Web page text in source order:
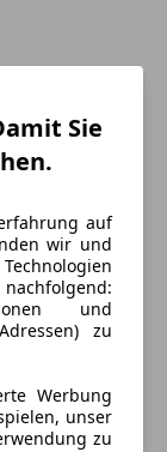
Sie
auf
wir und
und
zu
Werbung
unser
zu